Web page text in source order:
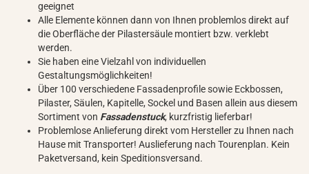
geeignet
Alle Elemente können dann von Ihnen problemlos direkt auf
die Oberfläche der Pilastersäule montiert bzw. verklebt
werden.
Sie haben eine Vielzahl von individuellen
Gestaltungsmöglichkeiten!
Über 100 verschiedene Fassadenprofile sowie Eckbossen,
Pilaster, Säulen, Kapitelle, Sockel und Basen allein aus diesem
Sortiment von Fassadenstuck, kurzfristig lieferbar!
Problemlose Anlieferung direkt vom Hersteller zu Ihnen nach
Hause mit Transporter! Auslieferung nach Tourenplan. Kein
Paketversand, kein Speditionsversand.